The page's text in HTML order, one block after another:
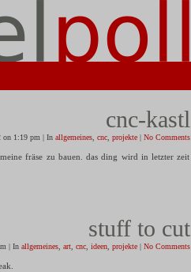
cnc-kastl
on 1:19 pm | In allgemeines, cnc, projekte| No Comments
fräse zu bauen. das ding wird in letzter zeit
stuff to cut
| In allgemeines, art, cnc, ideen, projekte| No Comments